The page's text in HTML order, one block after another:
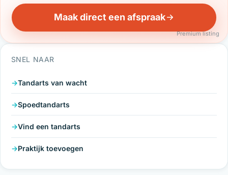
Maak direct een afspraak
Premium listing
SNEL NAAR
Tandarts van wacht
Spoedtandarts
Vind een tandarts
Praktijk toevoegen